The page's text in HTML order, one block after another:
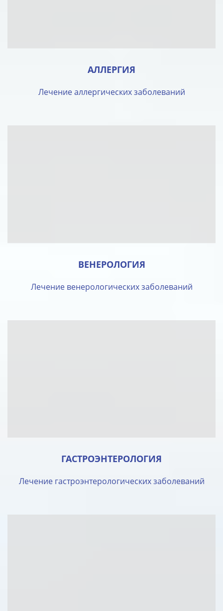
АЛЛЕРГИЯ
Лечение аллергических заболеваний
ВЕНЕРОЛОГИЯ
Лечение венерологических заболеваний
ГАСТРОЭНТЕРОЛОГИЯ
Лечение гастроэнтерологических заболеваний